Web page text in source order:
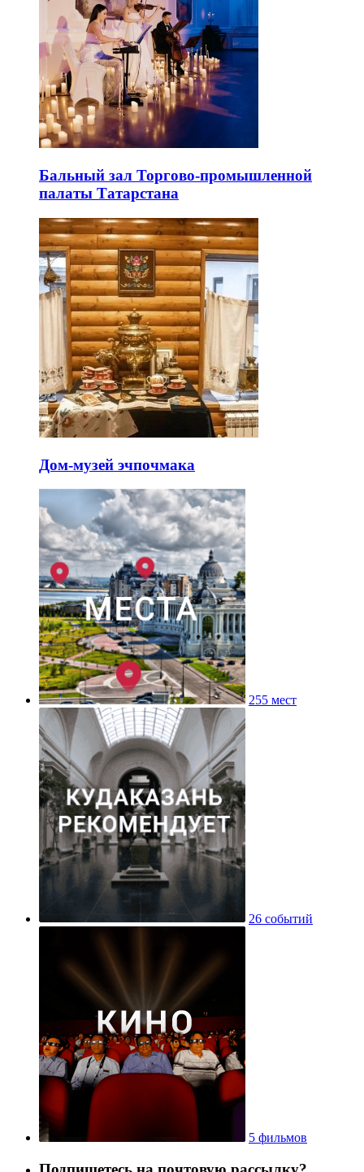
Бальный зал Торгово-промышленной
палаты Татарстана
Дом-музей эчпочмака
255 мест
26 событий
5 фильмов